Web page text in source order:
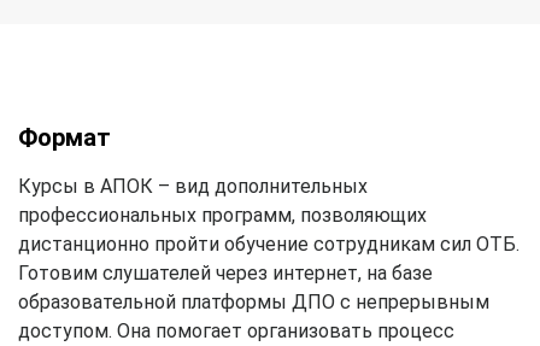
Формат
Курсы в АПОК – вид дополнительных
профессиональных программ, позволяющих
дистанционно пройти обучение сотрудникам сил ОТБ.
Готовим слушателей через интернет, на базе
образовательной платформы ДПО с непрерывным
доступом. Она помогает организовать процесс